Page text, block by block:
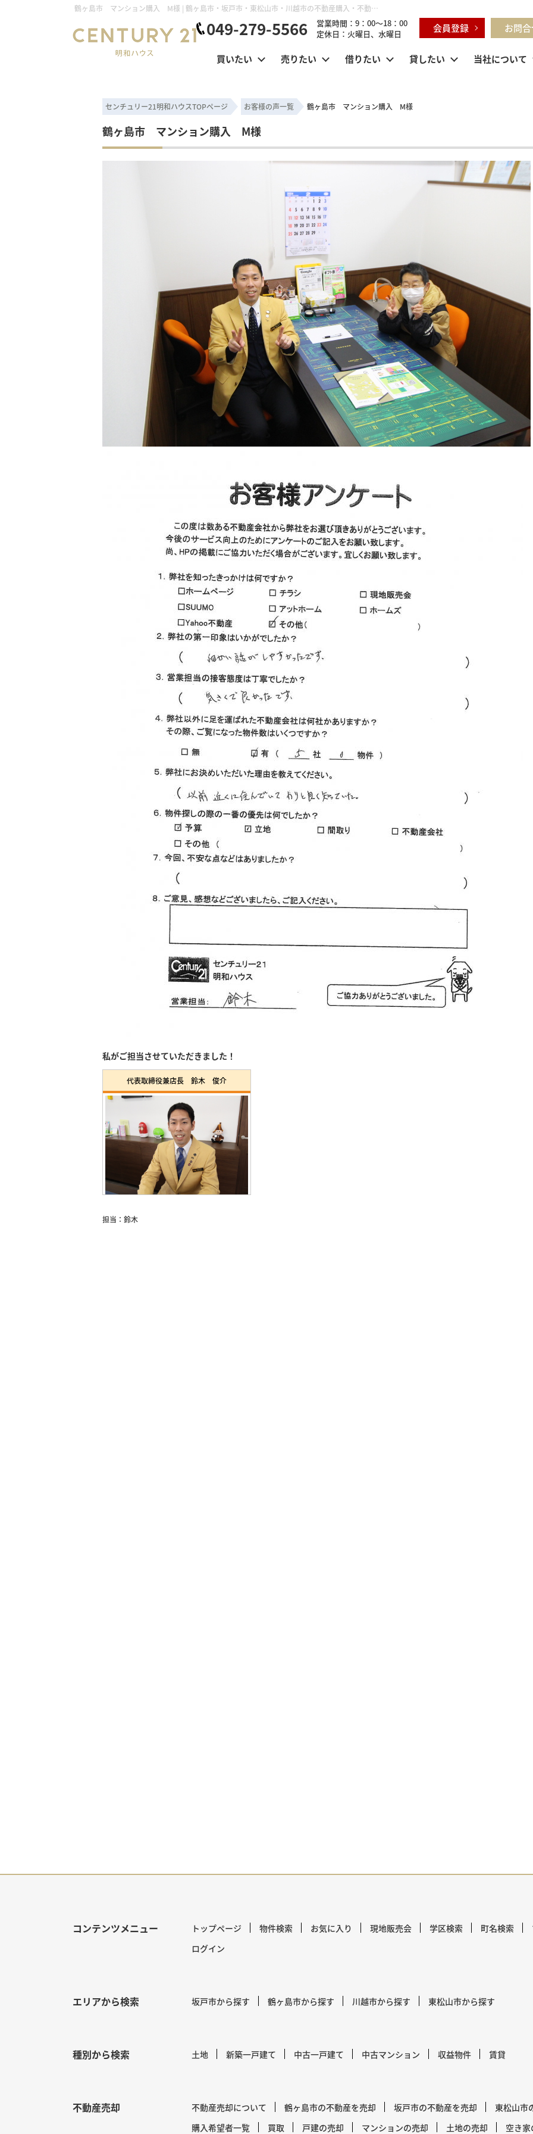
鶴ヶ島市 マンション購入 M様 | 鶴ヶ島市・坂戸市・東松山市・川越市の不動産購入・不動産売却のことならセンチュリー21明和ハウス
049-279-5566
営業時間：9：00～18：00
定休日：火曜日、水曜日
会員登録 お問
買いたい 売りたい 借りたい 貸したい 当社について
センチュリー21明和ハウスTOPページ お客様の声一覧 鶴ヶ島市 マンション購入 M様
鶴ヶ島市 マンション購入 M様
私がご担当させていただきました！
代表取締役兼店長 鈴木 俊介
担当：鈴木
コンテンツメニュー トップページ 物件検索 お気に入り 現地販売会 学区検索 町名検索
ログイン
エリアから検索 坂戸市から探す 鶴ヶ島市から探す 川越市から探す 東松山市から探す
種別から検索 土地 新築一戸建て 中古一戸建て 中古マンション 収益物件 賃貸
不動産売却 不動産売却について 鶴ヶ島市の不動産を売却 坂戸市の不動産を売却
東松山市
購入希望者一覧
買取 戸建の売却 マンションの売却 土地の売却 空き